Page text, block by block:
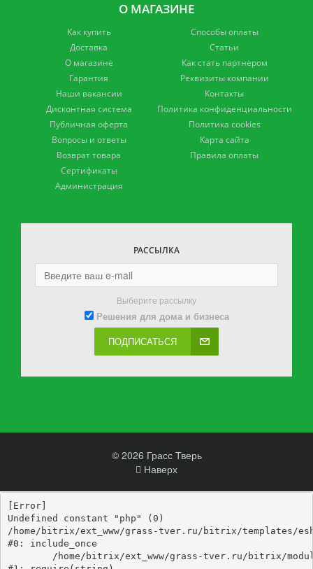
О МАГАЗИНЕ
Как купить
Доставка
О магазине
Гарантия
Наши вакансии
Дисконтная система
Публичная оферта
Вопросы и ответы
Возврат товара
Сертификаты
Администрация
Способы оплаты
Статьи
Как стать партнером
Реквизиты компании
Контакты
Политика конфиденциальности
Политика cookies
Карта сайта
Правила оплаты
РАССЫЛКА
Выберите рассылку
Решения для дома и бизнеса
ПОДПИСАТЬСЯ
© 2026 Грасс Тверь
Наверх
[Error]
Undefined constant "php" (0)
/home/bitrix/ext_www/grass-tver.ru/bitrix/templates/
#0: include_once